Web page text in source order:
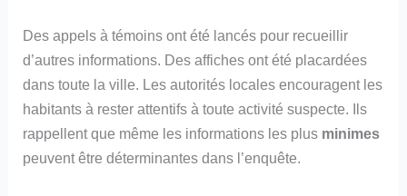
Des appels à témoins ont été lancés pour recueillir
d’autres informations. Des affiches ont été placardées
dans toute la ville. Les autorités locales encouragent les
habitants à rester attentifs à toute activité suspecte. Ils
rappellent que même les informations les plus minimes
peuvent être déterminantes dans l’enquête.